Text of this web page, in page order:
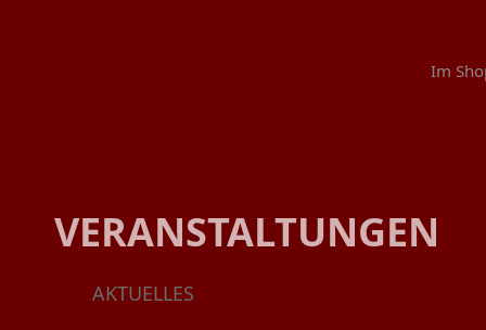
Im
VERANSTALTUNGEN
AKTUELLES